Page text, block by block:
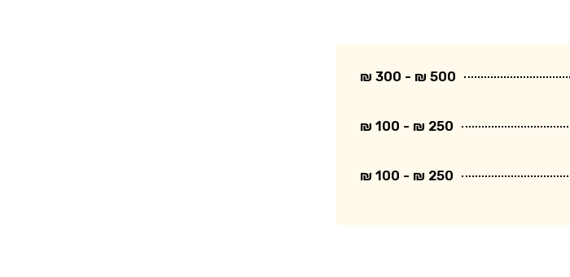
500 ₪ - 300 ₪
250 ₪ - 100 ₪
250 ₪ - 100 ₪